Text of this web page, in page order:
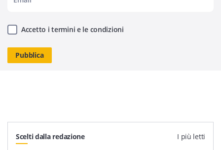
Accetto i termini e le condizioni
Scelti dalla redazione I più letti